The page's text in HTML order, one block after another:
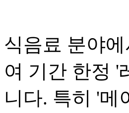
식음료 분야
여 기간 한정 '
니다. 특히 '메